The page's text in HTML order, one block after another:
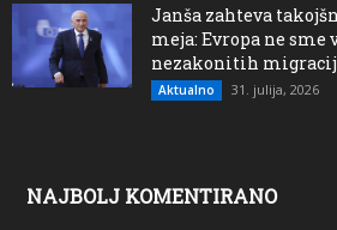
Janša zahteva
meja: Evropa ne sme
nezakonitih migracij
Aktualno 31. julija, 2026
NAJBOLJ KOMENTIRANO